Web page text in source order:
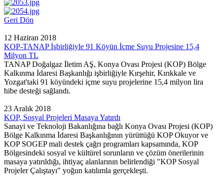
Geri Dön
12 Haziran 2018
KOP-TANAP İşbirliğiyle 91 Köyün İçme Suyu Projesine 15,4
Milyon TL
TANAP Doğalgaz İletim AŞ, Konya Ovası Projesi (KOP) Bölge
Kalkınma İdaresi Başkanlığı işbirliğiyle Kırşehir, Kırıkkale ve
Yozgat'taki 91 köyündeki içme suyu projelerine 15,4 milyon lira
hibe desteği sağlandı.
23 Aralık 2018
KOP, Sosyal Projeleri Masaya Yatırdı
Sanayi ve Teknoloji Bakanlığına bağlı Konya Ovası Projesi (KOP)
Bölge Kalkınma İdaresi Başkanlığının yürüttüğü KOP Okuyor ve
KOP SOGEP mali destek çağrı programları kapsamında, KOP
Bölgesindeki sosyal ve kültürel sorunların ve çözüm önerilerinin
masaya yatırıldığı, ihtiyaç alanlarının belirlendiği "KOP Sosyal
Projeler Çalıştayı" yoğun katılımla gerçekleşti.